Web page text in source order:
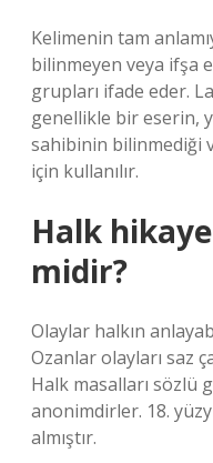
Kelimenin tam
bilinmeyen veya ifşa
grupları ifade eder.
genellikle bir eserin,
sahibinin bilinmediği
için kullanılır.
Halk
midir?
Olaylar halkın
Ozanlar olayları saz
Halk masalları sözlü
anonimdirler. 18.
almıştır.